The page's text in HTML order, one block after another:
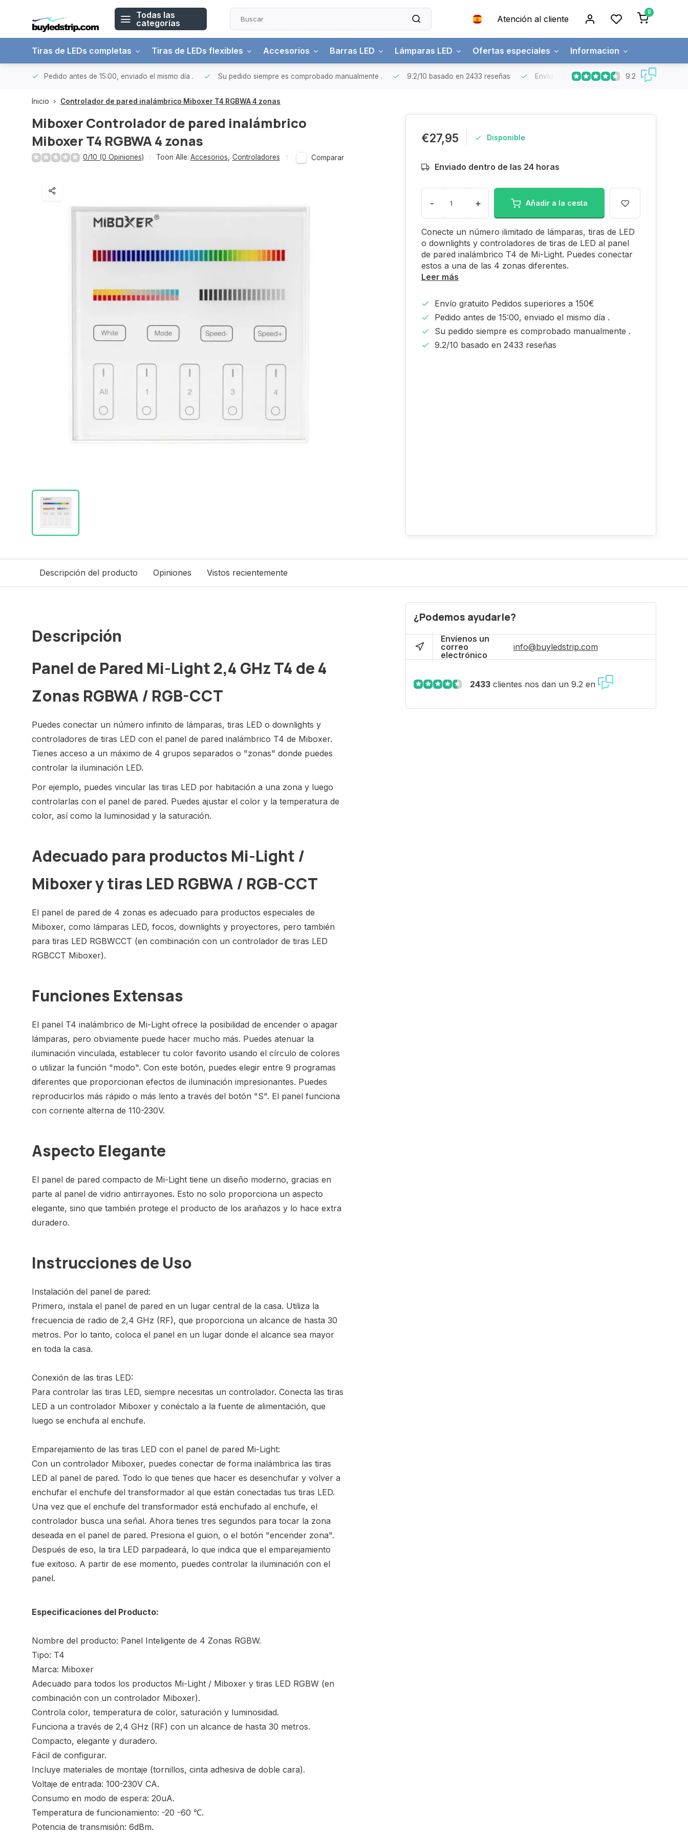
Todas las
categorías
Atención al cliente
0
Tiras de LEDs completas Tiras de LEDs flexibles Accesorios Barras LED Lámparas LED Ofertas especiales Informacion
Pedido antes de 15:00, enviado el mismo día . Su pedido siempre es comprobado manualmente . 9.2/10 basado en 2433 reseñas Envío gratuitoPedidos superiores a 150€
9.2
Inicio Controlador de pared inalámbrico Miboxer T4 RGBWA 4 zonas
Miboxer Controlador de pared inalámbrico
Miboxer T4 RGBWA 4 zonas
0/10 (0 Opiniones) Toon Alle: Accesorios Controladores Comparar
€27,95 Disponible
Enviado dentro de las 24 horas
- + Añadir a la cesta
Conecte un número ilimitado de lámparas, tiras de LED
o downlights y controladores de tiras de LED al panel
de pared inalámbrico T4 de Mi-Light. Puedes conectar
estos a una de las 4 zonas diferentes.
Leer más
Envío gratuito Pedidos superiores a 150€
Pedido antes de 15:00, enviado el mismo día .
Su pedido siempre es comprobado manualmente .
9.2/10 basado en 2433 reseñas
Descripción del producto Opiniones Vistos recientemente
Descripción
Panel de Pared Mi-Light 2,4 GHz T4 de 4
Zonas RGBWA / RGB-CCT
Puedes conectar un número infinito de lámparas, tiras LED o downlights y
controladores de tiras LED con el panel de pared inalámbrico T4 de Miboxer.
Tienes acceso a un máximo de 4 grupos separados o "zonas" donde puedes
controlar la iluminación LED.
Por ejemplo, puedes vincular las tiras LED por habitación a una zona y luego
controlarlas con el panel de pared. Puedes ajustar el color y la temperatura de
color, así como la luminosidad y la saturación.
Adecuado para productos Mi-Light /
Miboxer y tiras LED RGBWA / RGB-CCT
El panel de pared de 4 zonas es adecuado para productos especiales de
Miboxer, como lámparas LED, focos, downlights y proyectores, pero también
para tiras LED RGBWCCT (en combinación con un controlador de tiras LED
RGBCCT Miboxer).
Funciones Extensas
El panel T4 inalámbrico de Mi-Light ofrece la posibilidad de encender o apagar
lámparas, pero obviamente puede hacer mucho más. Puedes atenuar la
iluminación vinculada, establecer tu color favorito usando el círculo de colores
o utilizar la función "modo". Con este botón, puedes elegir entre 9 programas
diferentes que proporcionan efectos de iluminación impresionantes. Puedes
reproducirlos más rápido o más lento a través del botón "S". El panel funciona
con corriente alterna de 110-230V.
Aspecto Elegante
El panel de pared compacto de Mi-Light tiene un diseño moderno, gracias en
parte al panel de vidrio antirrayones. Esto no solo proporciona un aspecto
elegante, sino que también protege el producto de los arañazos y lo hace extra
duradero.
Instrucciones de Uso
Instalación del panel de pared:
Primero, instala el panel de pared en un lugar central de la casa. Utiliza la
frecuencia de radio de 2,4 GHz (RF), que proporciona un alcance de hasta 30
metros. Por lo tanto, coloca el panel en un lugar donde el alcance sea mayor
en toda la casa.
Conexión de las tiras LED:
Para controlar las tiras LED, siempre necesitas un controlador. Conecta las tiras
LED a un controlador Miboxer y conéctalo a la fuente de alimentación, que
luego se enchufa al enchufe.
Emparejamiento de las tiras LED con el panel de pared Mi-Light:
Con un controlador Miboxer, puedes conectar de forma inalámbrica las tiras
LED al panel de pared. Todo lo que tienes que hacer es desenchufar y volver a
enchufar el enchufe del transformador al que están conectadas tus tiras LED.
Una vez que el enchufe del transformador está enchufado al enchufe, el
controlador busca una señal. Ahora tienes tres segundos para tocar la zona
deseada en el panel de pared. Presiona el guion, o el botón "encender zona".
Después de eso, la tira LED parpadeará, lo que indica que el emparejamiento
fue exitoso. A partir de ese momento, puedes controlar la iluminación con el
panel.
Especificaciones del Producto:
Nombre del producto: Panel Inteligente de 4 Zonas RGBW.
Tipo: T4
Marca: Miboxer
Adecuado para todos los productos Mi-Light / Miboxer y tiras LED RGBW (en
combinación con un controlador Miboxer).
Controla color, temperatura de color, saturación y luminosidad.
Funciona a través de 2,4 GHz (RF) con un alcance de hasta 30 metros.
Compacto, elegante y duradero.
Fácil de configurar.
Incluye materiales de montaje (tornillos, cinta adhesiva de doble cara).
Voltaje de entrada: 100-230V CA.
Consumo en modo de espera: 20uA.
Temperatura de funcionamiento: -20 -60 ℃.
Potencia de transmisión: 6dBm.
¿Podemos ayudarle?
Envíenos un
correo
electrónico
info@buyledstrip.com
2433 clientes nos dan un 9.2 en